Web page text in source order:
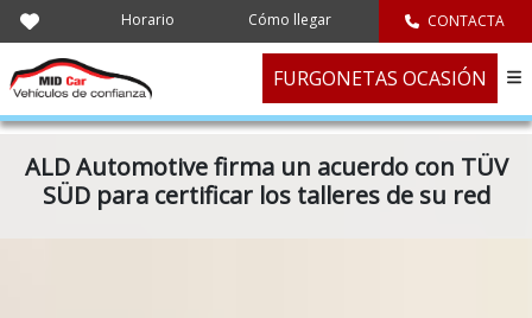
Horario Cómo llegar CONTACTA
FURGONETAS OCASIÓN
ALD Automotive firma un acuerdo con TÜV
SÜD para certificar los talleres de su red